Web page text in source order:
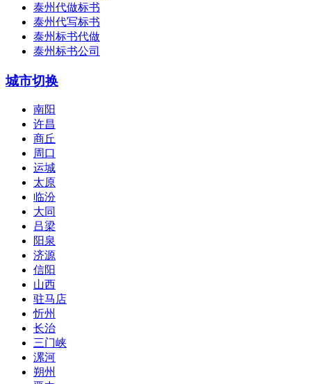
泰州代做标书
泰州代写标书
泰州标书代做
泰州标书公司
城市切换
南阳
许昌
商丘
周口
运城
太原
临汾
大同
吕梁
阳泉
济源
信阳
山西
驻马店
忻州
长治
三门峡
漯河
朔州